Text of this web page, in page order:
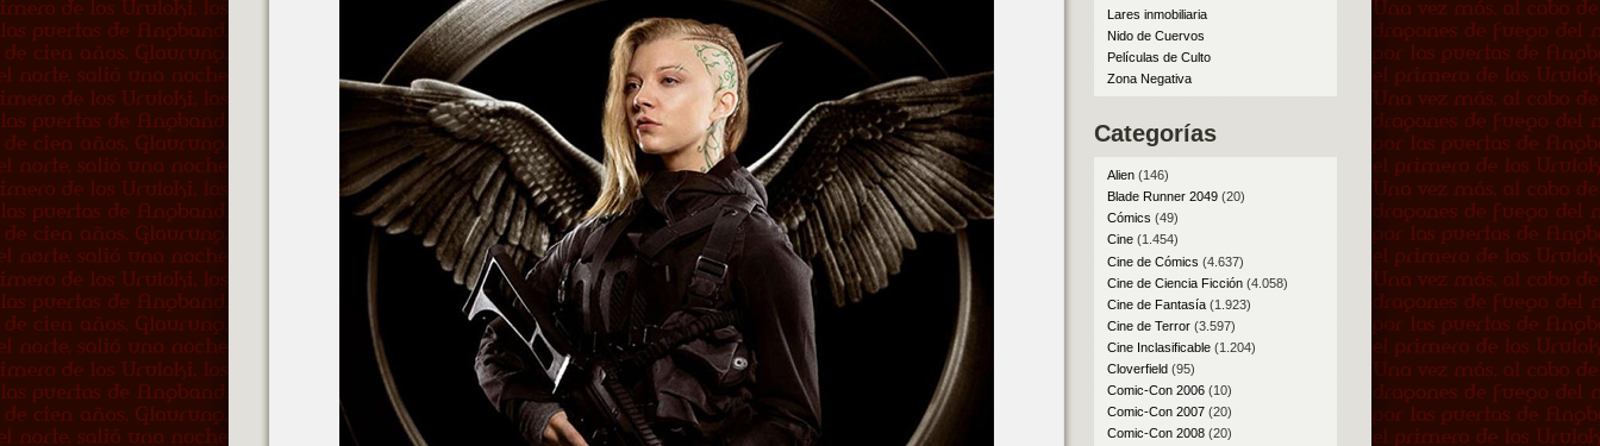
Lares inmobiliaria
Nido de Cuervos
Películas de Culto
Zona Negativa
Categorías
Alien(146)
Blade Runner 2049(20)
Cómics (49)
Cine(1.454)
Cine de Cómics (4.637)
Cine de Ciencia Ficción(4.058)
Cine de Fantasía(1.923)
Cine de Terror(3.597)
Cine Inclasificable(1.204)
Cloverfield(95)
Comic-Con 2006(10)
Comic-Con 2007(20)
Comic-Con 2008(20)